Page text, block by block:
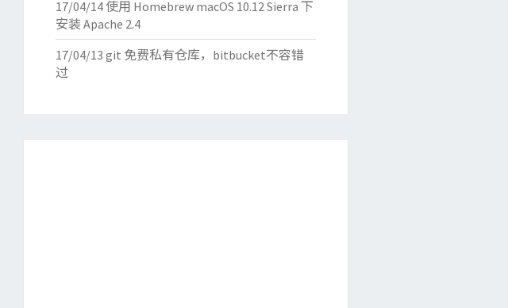
17/04/14使用 Homebrew macOS 10.12 Sierra 下
安装 Apache 2.4
17/04/13 git 免费私有仓库，bitbucket不容错
过